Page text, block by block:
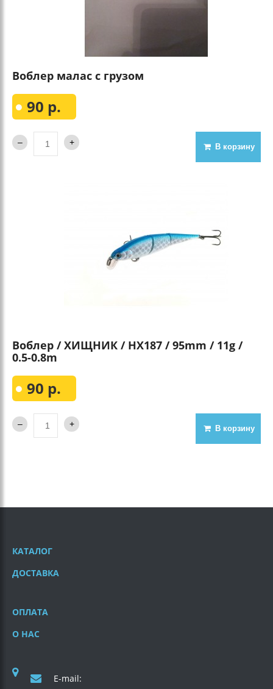
Воблер малас с грузом
90 р.
В корзину
Воблер / ХИЩНИК / HX187 / 95mm / 11g /
0.5-0.8m
90 р.
В корзину
КАТАЛОГ
ДОСТАВКА
ОПЛАТА
О НАС
E-mail: